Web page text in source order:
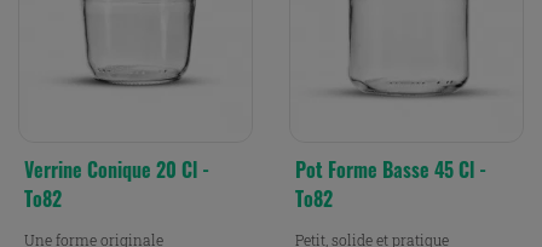
Verrine Conique 20 Cl -
To82
Une forme originale
Pot Forme Basse 45 Cl -
To82
Petit, solide et pratique